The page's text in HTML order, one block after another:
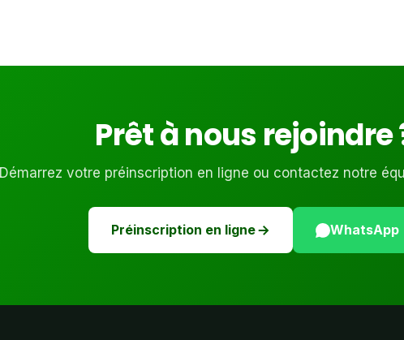
Prêt à nous rejoindre
Démarrez votre préinscription en ligne ou contactez notre
Préinscription en ligne WhatsApp